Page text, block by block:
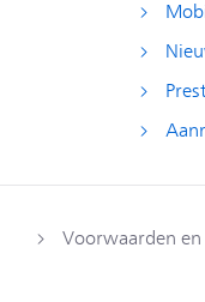
Voorwaarden